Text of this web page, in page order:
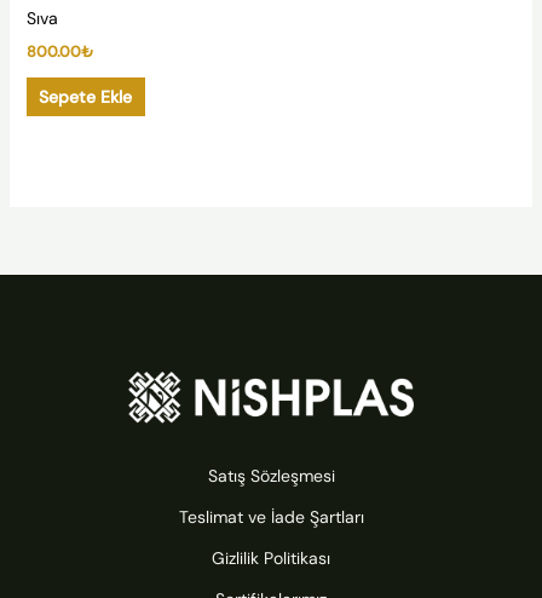
Sıva
800.00₺
Sepete Ekle
Satış Sözleşmesi
Teslimat ve İade Şartları
Gizlilik Politikası